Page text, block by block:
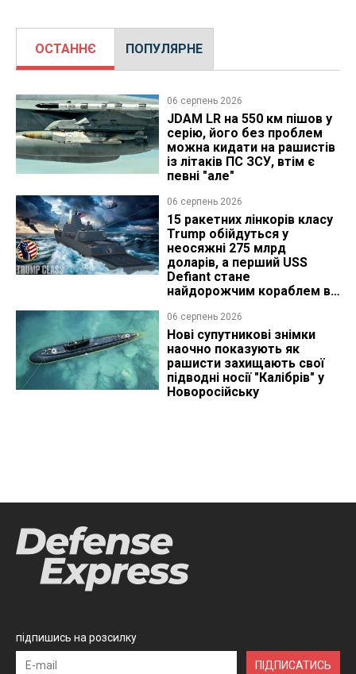
ОСТАННЄ ПОПУЛЯРНЕ
06 серпень 2026
JDAM LR на 550 км пішов у
серію, його без проблем
можна кидати на рашистів
із літаків ПС ЗСУ, втім є
певні "але"
06 серпень 2026
15 ракетних лінкорів класу
Trump обійдуться у
неосяжні 275 млрд
доларів, а перший USS
Defiant стане
найдорожчим кораблем в
06 серпень 2026
Нові супутникові знімки
наочно показують як
рашисти захищають свої
підводні носії "Калібрів" у
Новоросійську
підпишись на розсилку
ПІДПИСАТИСЬ